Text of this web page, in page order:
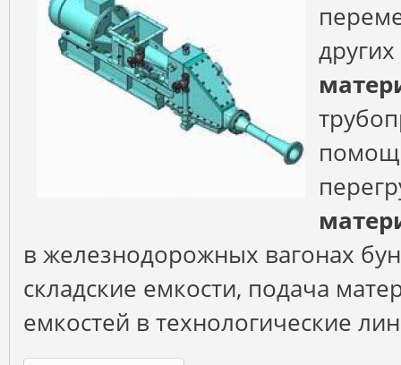
других
в железнодорожных вагонах
складские емкости, подача
емкостей в технологические